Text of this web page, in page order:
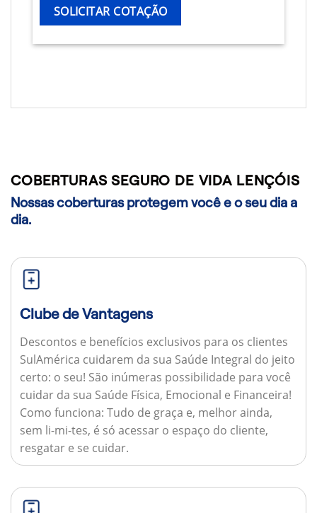
SOLICITAR COTAÇÃO
COBERTURAS SEGURO DE VIDA LENÇÓIS
Nossas coberturas protegem você e o seu dia a
dia.
Clube de Vantagens
Descontos e benefícios exclusivos para os clientes
SulAmérica cuidarem da sua Saúde Integral do jeito
certo: o seu! São inúmeras possibilidade para você
cuidar da sua Saúde Física, Emocional e Financeira!
Como funciona: Tudo de graça e, melhor ainda,
sem li-mi-tes, é só acessar o espaço do cliente,
resgatar e se cuidar.